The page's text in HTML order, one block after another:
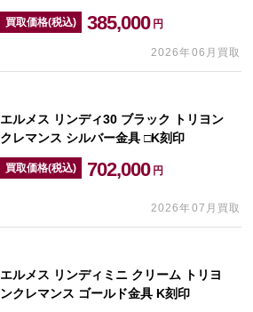
買取価格(税込) 385,000 円
2026年06月買取
エルメス リンディ30 ブラック トリヨン
クレマンス シルバー金具 □K刻印
買取価格(税込) 702,000 円
2026年07月買取
エルメス リンディミニ クリーム トリヨ
ンクレマンス ゴールド金具 K刻印